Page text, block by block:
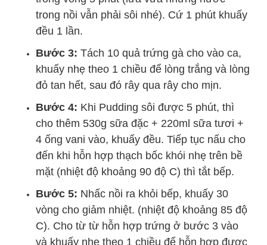
trong nồi vẫn phải sôi nhé). Cứ 1 phút khuấy
đều 1 lần.
Bước 3: Tách 10 quả trứng gà cho vào ca,
khuấy nhẹ theo 1 chiều để lòng trắng và lòng
đỏ tan hết, sau đó rây qua rây cho mịn.
Bước 4: Khi Pudding sôi được 5 phút, thì
cho thêm 530g sữa đặc + 220ml sữa tươi +
4 ống vani vào, khuấy đều. Tiếp tục nấu cho
đến khi hỗn hợp thạch bốc khói nhẹ trên bề
mặt (nhiệt độ khoảng 90 độ C) thì tắt bếp.
Bước 5: Nhấc nồi ra khỏi bếp, khuấy 30
vòng cho giảm nhiệt. (nhiệt độ khoảng 85 độ
C). Cho từ từ hỗn hợp trứng ở bước 3 vào
và khuấy nhẹ theo 1 chiều để hỗn hợp được